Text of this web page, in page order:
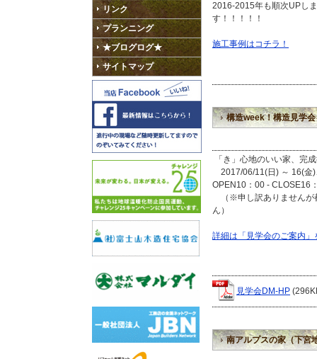
リンク
プランニング
★ブログログ★
サイトマップ
2016-2015年も順次UPし
す！！！！！
施工事例はコチラ！
構造week！構造見学
「き」心地のいい家、完
2017/06/11(日) ～ 16(金)
OPEN10：00 - CLOSE16
（※申し訳ありませんが
ん）
詳細は「見学会のご案内」
見学会DM-HP
南アルプスの家（下宮